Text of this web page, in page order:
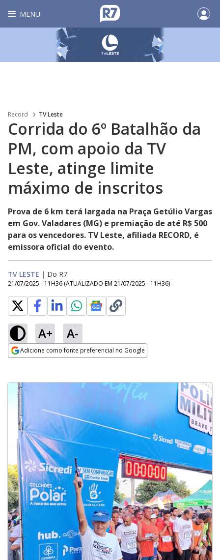
MENU
Record TV Leste
Corrida do 6º Batalhão da
PM, com apoio da TV
Leste, atinge limite
máximo de inscritos
Prova de 6 km terá largada na Praça Getúlio Vargas
em Gov. Valadares (MG) e premiação de até R$ 500
para os vencedores. TV Leste, afiliada RECORD, é
emissora oficial do evento.
TV LESTE | Do R7
21/07/2025 - 11H36 (ATUALIZADO EM 21/07/2025 - 11H36)
A+ A-
Adicione como fonte preferencial no Google